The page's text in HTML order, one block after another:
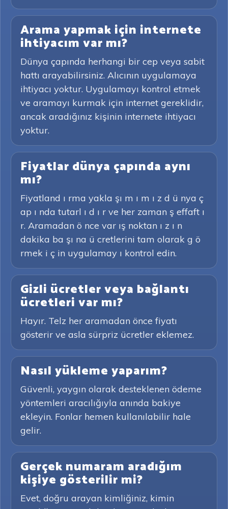
Arama yapmak için internete
ihtiyacım var mı?
Dünya çapında herhangi bir cep veya sabit
hattı arayabilirsiniz. Alıcının uygulamaya
ihtiyacı yoktur. Uygulamayı kontrol etmek
ve aramayı kurmak için internet gereklidir,
ancak aradığınız kişinin internete ihtiyacı
yoktur.
Fiyatlar dünya çapında aynı
mı?
Fiyatland ı rma yakla şı m ı m ı z d ü nya ç
ap ı nda tutarl ı d ı r ve her zaman ş effaft ı
r. Aramadan ö nce var ış noktan ı z ı n
dakika ba şı na ü cretlerini tam olarak g ö
rmek i ç in uygulamay ı kontrol edin.
Gizli ücretler veya bağlantı
ücretleri var mı?
Hayır. Telz her aramadan önce fiyatı
gösterir ve asla sürpriz ücretler eklemez.
Nasıl yükleme yaparım?
Güvenli, yaygın olarak desteklenen ödeme
yöntemleri aracılığıyla anında bakiye
ekleyin. Fonlar hemen kullanılabilir hale
gelir.
Gerçek numaram aradığım
kişiye gösterilir mi?
Evet, doğru arayan kimliğiniz, kimin